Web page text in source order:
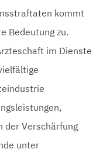
kommt
Bedeutung zu.
im Dienste
der Verschärfung
unter